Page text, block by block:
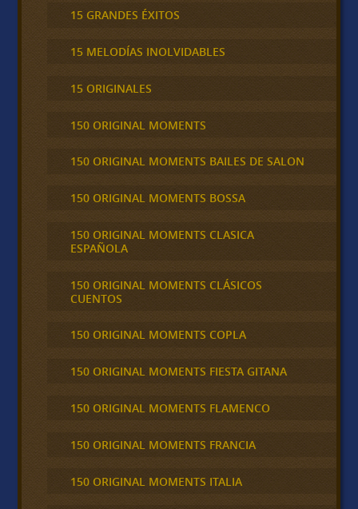
15 GRANDES ÉXITOS
15 MELODÍAS INOLVIDABLES
15 ORIGINALES
150 ORIGINAL MOMENTS
150 ORIGINAL MOMENTS BAILES DE SALON
150 ORIGINAL MOMENTS BOSSA
150 ORIGINAL MOMENTS CLASICA
ESPAÑOLA
150 ORIGINAL MOMENTS CLÁSICOS
CUENTOS
150 ORIGINAL MOMENTS COPLA
150 ORIGINAL MOMENTS FIESTA GITANA
150 ORIGINAL MOMENTS FLAMENCO
150 ORIGINAL MOMENTS FRANCIA
150 ORIGINAL MOMENTS ITALIA